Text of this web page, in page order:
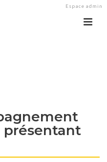
Espace admin
présentant